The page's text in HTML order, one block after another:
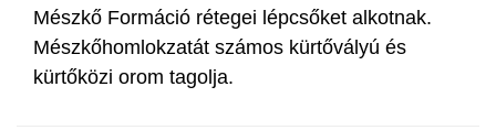
Mészkő Formáció rétegei lépcsőket alkotnak.
Mészkőhomlokzatát számos kürtővályú és
kürtőközi orom tagolja.